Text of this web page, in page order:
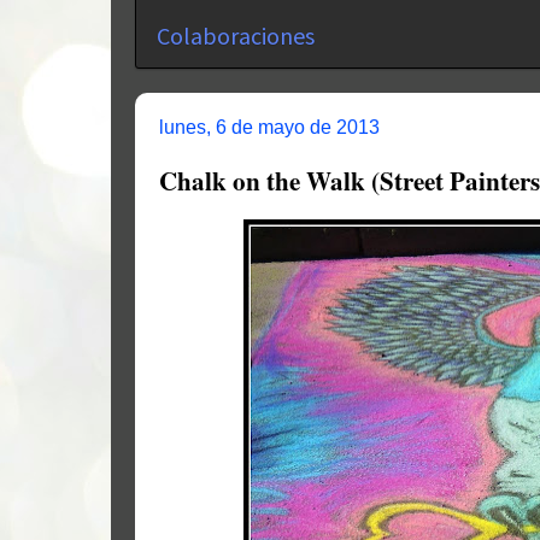
Colaboraciones
lunes, 6 de mayo de 2013
Chalk on the Walk (Street